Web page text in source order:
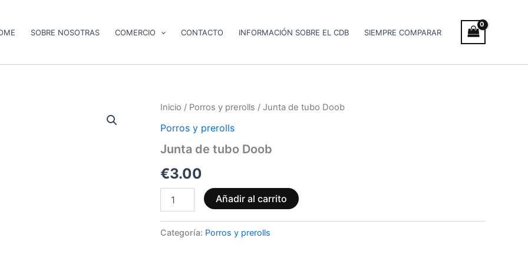
SOBRE NOSOTRAS COMERCIO CONTACTO INFORMACIÓN SOBRE EL CDB SIEMPRE COMPARAR
Inicio / Porros y prerolls / Junta de tubo Doob
Porros y prerolls
Junta de tubo Doob
€3.00
Junta
tubo
cantidad
Añadir al carrito
Categoría: Porros y prerolls